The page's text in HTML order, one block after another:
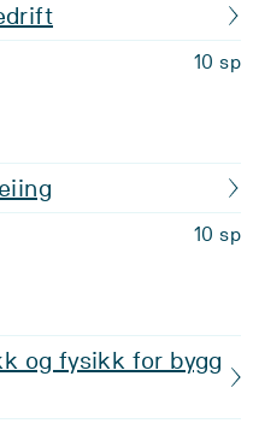
10 sp
10 sp
og fysikk for bygg